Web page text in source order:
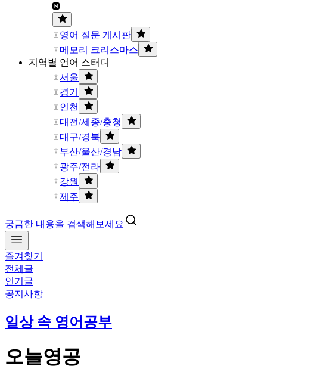
영어 질문 게시판
메모리 크리스마스
지역별 언어 스터디
서울
경기
인천
대전/세종/충청
대구/경북
부산/울산/경남
광주/전라
강원
제주
궁금한 내용을 검색해보세요
즐겨찾기
전체글
인기글
공지사항
일상 속 영어공부
오늘영공